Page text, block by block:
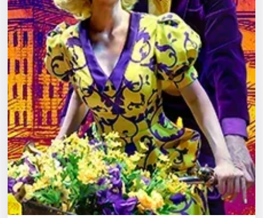
Города
Площадки
Артисты
Рейтинги